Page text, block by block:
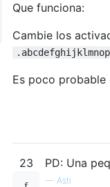
Que funciona:
Cambie los
Es poco probable
23 PD: Una
— Asti